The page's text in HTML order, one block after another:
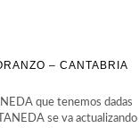
– CANTABRIA
que tenemos dadas
se va actualizando